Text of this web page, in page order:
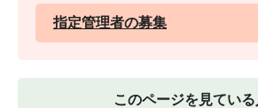
指定管理者の募集
このページを見ている